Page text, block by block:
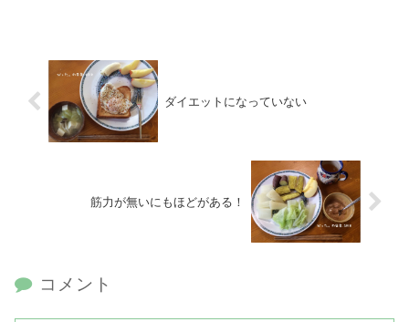
ダイエットになっていない
筋力が無いにもほどがある！
コメント